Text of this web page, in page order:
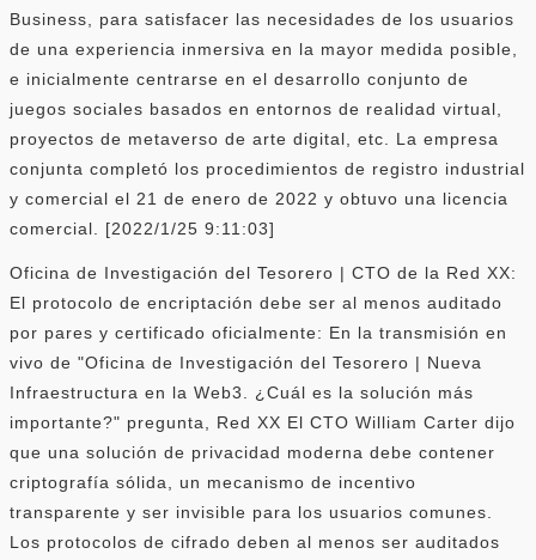
Business, para satisfacer las necesidades de los usuarios
de una experiencia inmersiva en la mayor medida posible,
e inicialmente centrarse en el desarrollo conjunto de
juegos sociales basados ​​en entornos de realidad virtual,
proyectos de metaverso de arte digital, etc. La empresa
conjunta completó los procedimientos de registro industrial
y comercial el 21 de enero de 2022 y obtuvo una licencia
comercial. [2022/1/25 9:11:03]
Oficina de Investigación del Tesorero | CTO de la Red XX:
El protocolo de encriptación debe ser al menos auditado
por pares y certificado oficialmente: En la transmisión en
vivo de "Oficina de Investigación del Tesorero | Nueva
Infraestructura en la Web3. ¿Cuál es la solución más
importante?" pregunta, Red XX El CTO William Carter dijo
que una solución de privacidad moderna debe contener
criptografía sólida, un mecanismo de incentivo
transparente y ser invisible para los usuarios comunes.
Los protocolos de cifrado deben al menos ser auditados